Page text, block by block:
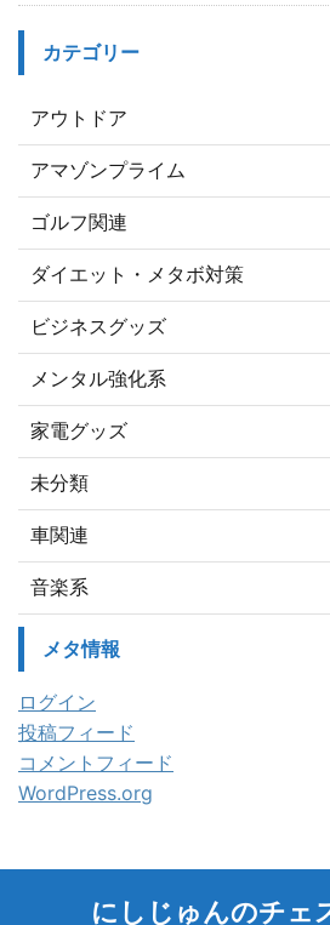
カテゴリー
アウトドア
アマゾンプライム
ゴルフ関連
ダイエット・メタボ対策
ビジネスグッズ
メンタル強化系
家電グッズ
未分類
車関連
音楽系
メタ情報
ログイン
投稿フィード
コメントフィード
WordPress.org
にしじゅんのチェ